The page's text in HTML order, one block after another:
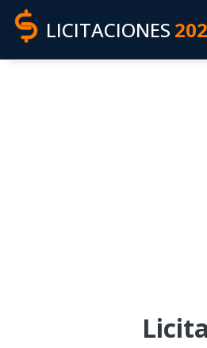
LICITACIONES